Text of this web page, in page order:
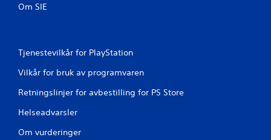
Om SIE
Tjenestevilkår for PlayStation
Vilkår for bruk av programvaren
Retningslinjer for avbestilling for PS Store
Helseadvarsler
Om vurderinger